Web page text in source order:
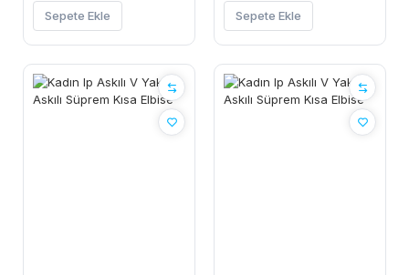
Sepete Ekle Sepete Ekle